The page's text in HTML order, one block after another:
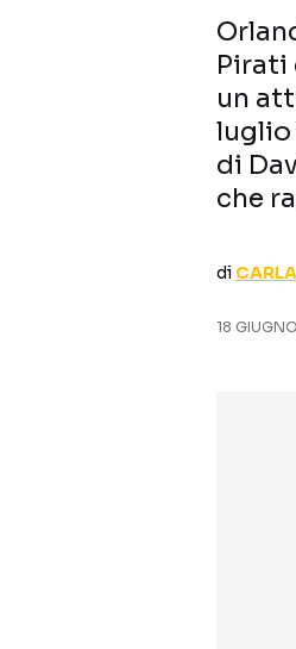
Pirati
un
luglio
di
che
di CARLA
18